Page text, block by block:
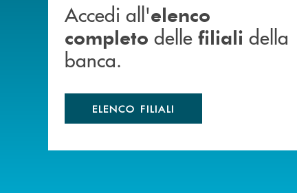
Accedi all'elenco
completo delle filiali della
banca.
ELENCO FILIALI